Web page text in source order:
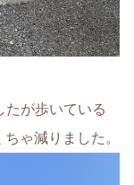
が歩いている
ゃ減りました。